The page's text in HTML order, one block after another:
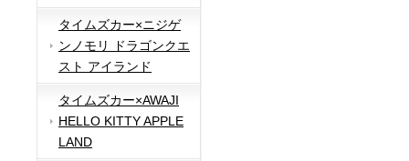
タイムズカー×ニジゲ
ンノモリ ドラゴンクエ
スト アイランド
タイムズカー×AWAJI
HELLO KITTY APPLE
LAND